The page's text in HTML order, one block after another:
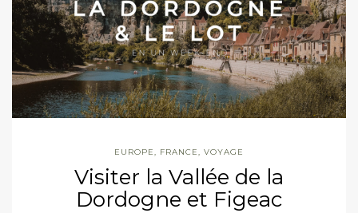
EUROPE FRANCE VOYAGE
Visiter la Vallée de la
Dordogne et Figeac